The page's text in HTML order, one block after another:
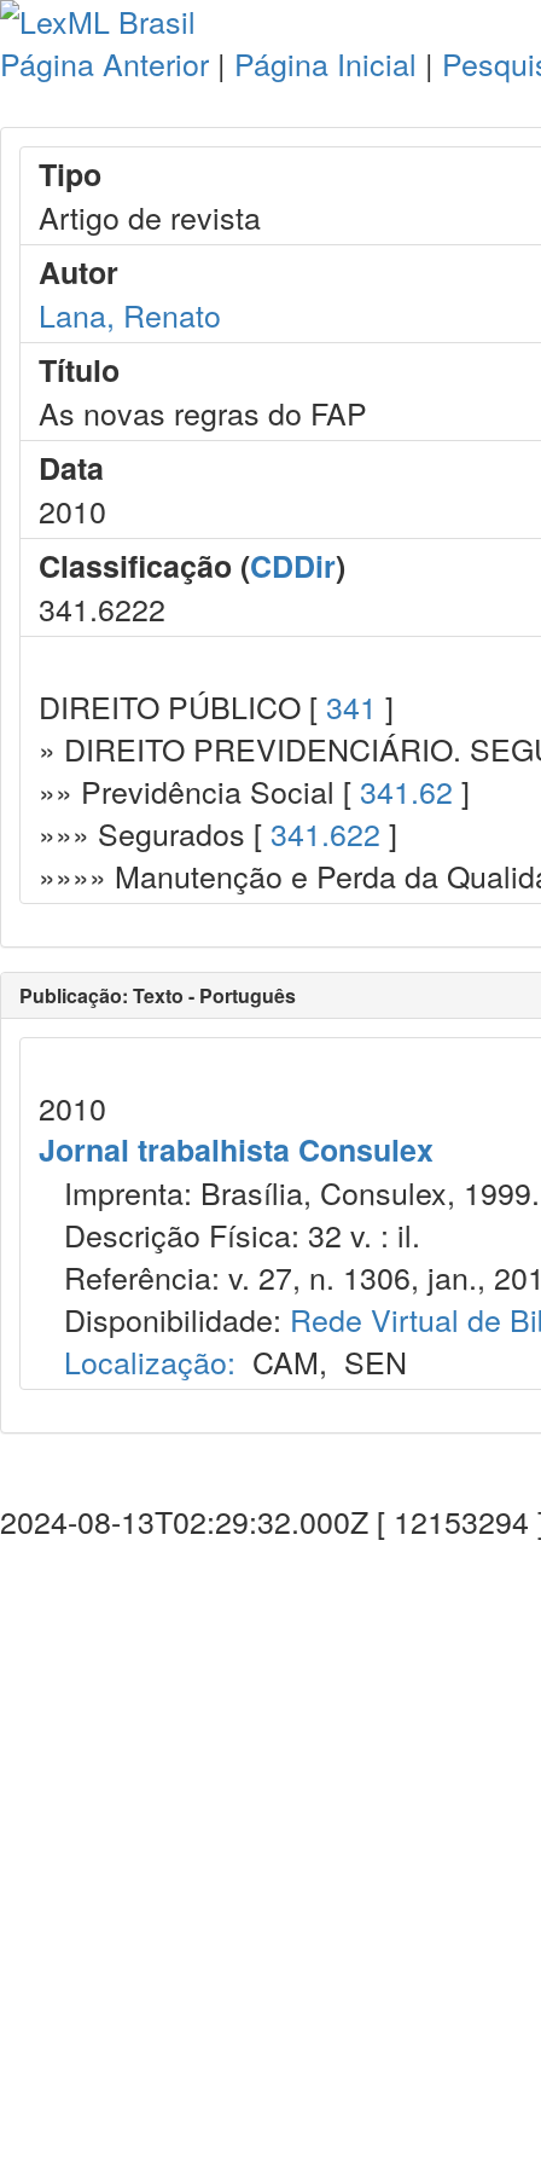
Página Anterior | Página Inicial |
Tipo
Artigo de revista
Autor
Lana, Renato
Título
As novas regras do FAP
Data
2010
Classificação (CDDir)
341.6222
DIREITO PÚBLICO [ 341 ]
» DIREITO PREVIDENCIÁRIO.
»» Previdência Social [ 341.62 ]
»»» Segurados [ 341.622 ]
»»»» Manutenção e Perda da
Publicação: Texto - Português
2010
Jornal trabalhista Consulex
Imprenta: Brasília, Consulex, 1999.
Descrição Física: 32 v. : il.
Referência: v. 27, n. 1306, jan.,
Disponibilidade: Rede Virtual de
Localização: CAM, SEN
2024-08-13T02:29:32.000Z [ 12153294